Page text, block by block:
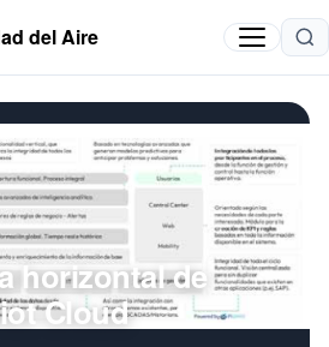
del Aire
horizontal de
Cloud